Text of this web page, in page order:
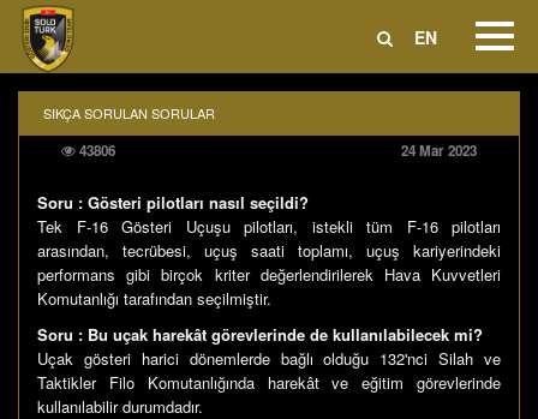
EN
SIKÇA SORULAN SORULAR
43806 24 Mar 2023
Soru : Gösteri pilotları nasıl seçildi?
Tek F-16 Gösteri Uçuşu pilotları, istekli tüm F-16 pilotları
arasından, tecrübesi, uçuş saati toplamı, uçuş kariyerindeki
performans gibi birçok kriter değerlendirilerek Hava Kuvvetleri
Komutanlığı tarafından seçilmiştir.
Soru : Bu uçak harekât görevlerinde de kullanılabilecek mi?
Uçak gösteri harici dönemlerde bağlı olduğu 132'nci Silah ve
Taktikler Filo Komutanlığında harekât ve eğitim görevlerinde
kullanılabilir durumdadır.